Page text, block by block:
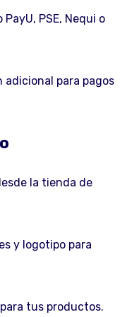
PSE, Nequi o
adicional para pagos
la tienda de
y logotipo para
tus productos.